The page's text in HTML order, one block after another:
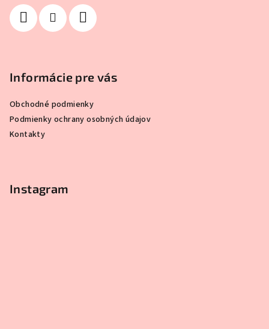
Informácie pre vás
Obchodné podmienky
Podmienky ochrany osobných údajov
Kontakty
Instagram